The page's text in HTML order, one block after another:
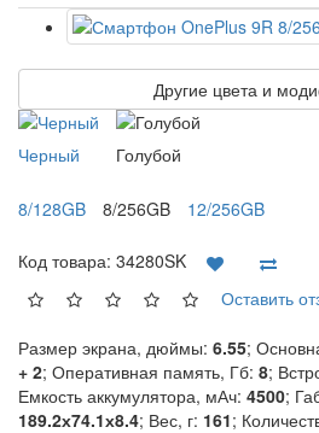
Другие цвета и
Черный Голубой
8/128GB 8/256GB 12/256GB
Код товара: 34280SK
Оставить
Размер экрана, дюймы: 6.55;
+ 2; Оперативная память, Гб: 8;
Емкость аккумулятора, мАч: 4500;
189.2х74.1х8.4; Вес, г: 161;